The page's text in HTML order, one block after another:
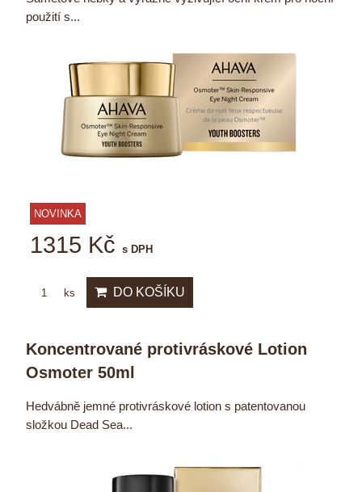
použití s...
NOVINKA
1315 Kč s DPH
ks DO KOŠÍKU
Koncentrované protivráskové Lotion
Osmoter 50ml
Hedvábně jemné protivráskové lotion s patentovanou
složkou Dead Sea...